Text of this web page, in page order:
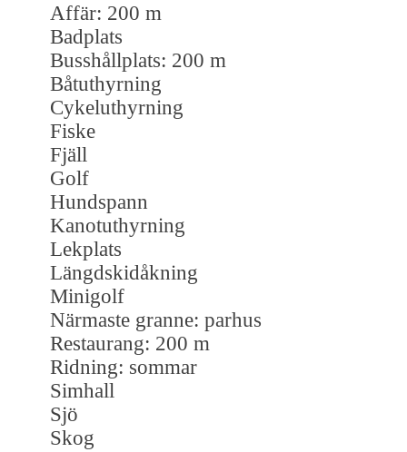
Affär: 200 m
Badplats
Busshållplats: 200 m
Båtuthyrning
Cykeluthyrning
Fiske
Fjäll
Golf
Hundspann
Kanotuthyrning
Lekplats
Längdskidåkning
Minigolf
Närmaste granne: parhus
Restaurang: 200 m
Ridning: sommar
Simhall
Sjö
Skog